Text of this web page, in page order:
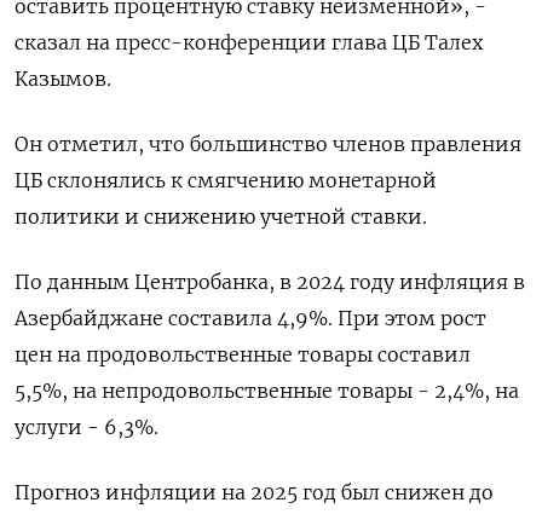
оставить процентную ставку неизменной», -
сказал на пресс-конференции глава ЦБ Талех
Казымов.
Он отметил, что большинство членов правления
ЦБ склонялись к смягчению монетарной
политики и снижению учетной ставки.
По данным Центробанка, в 2024 году инфляция в
Азербайджане составила 4,9%. При этом рост
цен на продовольственные товары составил
5,5%, на непродовольственные товары - 2,4%, на
услуги - 6,3%.
Прогноз инфляции на 2025 год был снижен до